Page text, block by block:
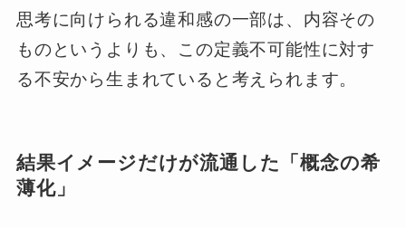
思考に向けられる違和感の一部は、内容その
ものというよりも、この定義不可能性に対す
る不安から生まれていると考えられます。
結果イメージだけが流通した「概念の希
薄化」